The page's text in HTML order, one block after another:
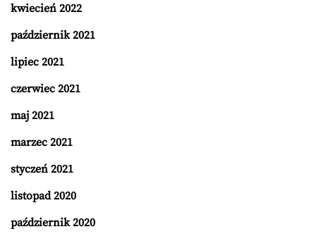
kwiecień 2022
październik 2021
lipiec 2021
czerwiec 2021
maj 2021
marzec 2021
styczeń 2021
listopad 2020
październik 2020